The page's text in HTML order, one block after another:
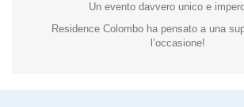
Un evento davvero unico e
Residence Colombo ha pensato a una
l’occasione!